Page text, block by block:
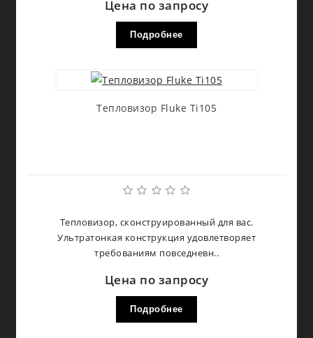
Цена по запросу
Подробнее
Тепловизор Fluke Ti105
Тепловизор, сконструированный для вас.
Ультратонкая конструкция удовлетворяет
требованиям повседневн..
Цена по запросу
Подробнее